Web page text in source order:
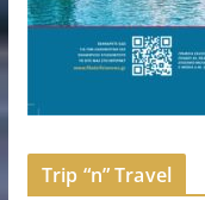
Trip “n” Travel